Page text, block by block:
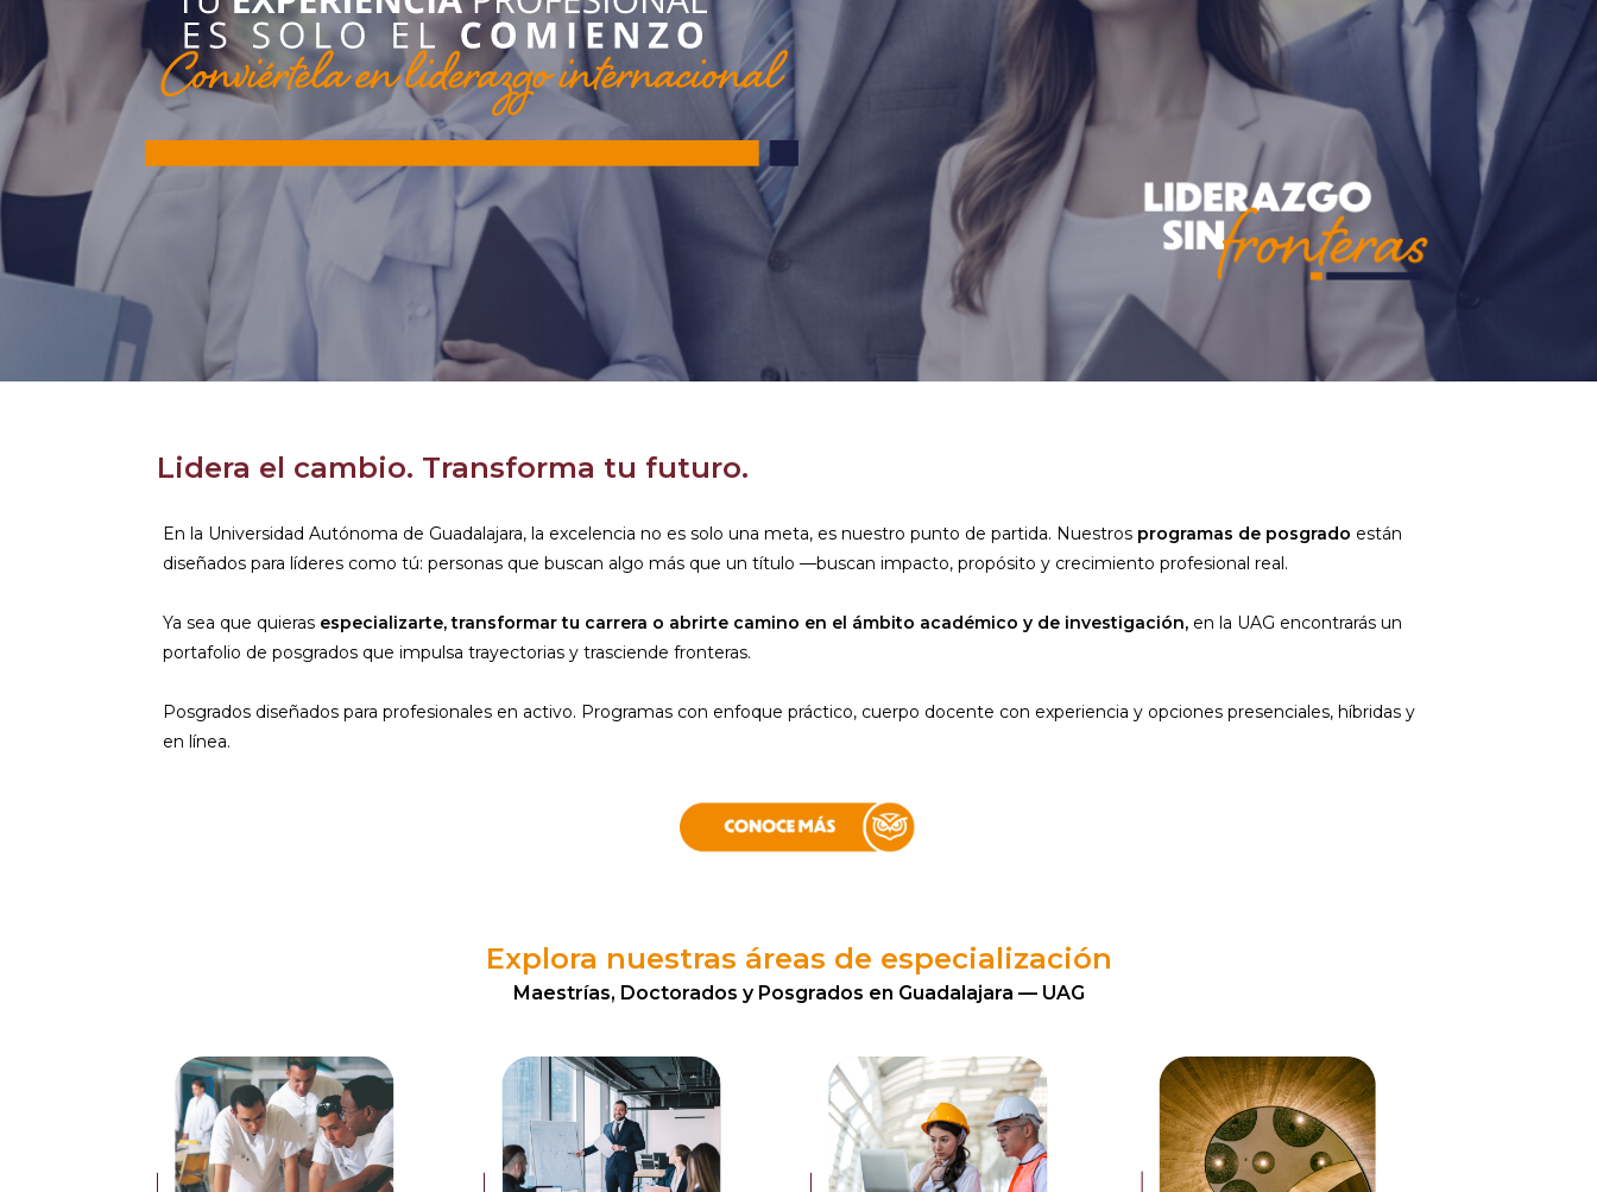
Lidera el cambio. Transforma tu futuro.
En la Universidad Autónoma de Guadalajara, la excelencia no es solo una meta, es nuestro punto de partida. Nuestros programas de posgrado están
diseñados para líderes como tú: personas que buscan algo más que un título —buscan impacto, propósito y crecimiento profesional real.
Ya sea que quieras especializarte, transformar tu carrera o abrirte camino en el ámbito académico y de investigación, en la UAG encontrarás un
portafolio de posgrados que impulsa trayectorias y trasciende fronteras.
Posgrados diseñados para profesionales en activo. Programas con enfoque práctico, cuerpo docente con experiencia y opciones presenciales, híbridas y
en línea.
Explora nuestras áreas de especialización
Maestrías, Doctorados y Posgrados en Guadalajara — UAG